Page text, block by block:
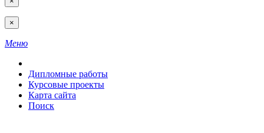
×
Меню
Дипломные работы
Курсовые проекты
Карта сайта
Поиск